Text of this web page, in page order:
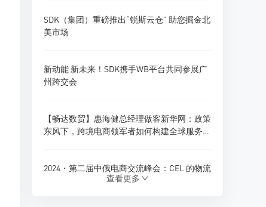
卖家如何在Ozon平台精准搜索产品调研
SDK（集团）重磅推出“锐斯云仓” 助您掘金北
美市场
新动能 新未来！SDK携手WB平台共同参展广
州跨交会
【畅达数贸】惠海健总经理做客新华网：政策
东风下，跨境电商领军者如何构建全球服务新
2024・第二届中俄电商交流峰会：CEL 的物流
创新与跨境电商新展望
查看更多